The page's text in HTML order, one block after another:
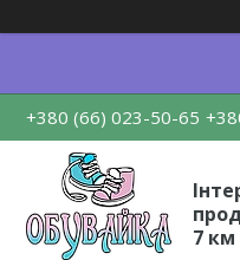
+380 (66) 023-50-65
7 км